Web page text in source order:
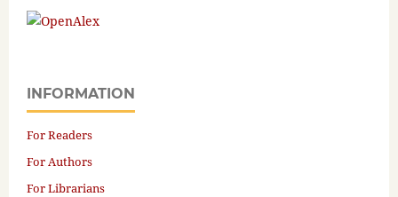
INFORMATION
For Readers
For Authors
For Librarians